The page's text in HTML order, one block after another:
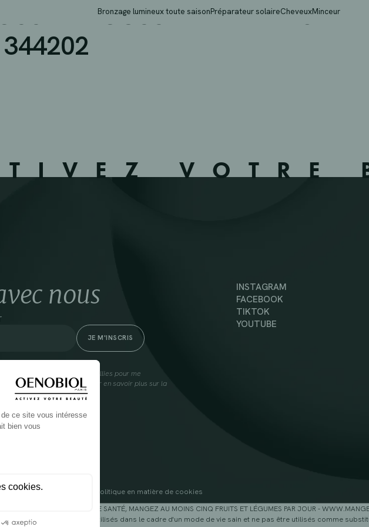
Bronzage lumineux toute saisonPréparateur solaireCheveuxMinceur
HOUSSIN – WEVELGEM
VOTRE
nous
traite les données recueillies pour me
sur ses produits et offres. Pour en savoir plus sur la
vousici
399 227 636
INSTAGRAM
FACEBOOK
TIKTOK
YOUTUBE
Générales d’Utilisation
Politique en matière de cookies
POUR VOTRE SANTÉ, MANGEZ AU MOINS CINQ FRUITS ET LÉGUMES PAR JOUR -
alimentaires doivent être utilisés dans le cadre d'un mode de vie sain et ne pas être utilisés comme